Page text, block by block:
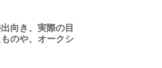
向き、実際の目
のや、オークシ